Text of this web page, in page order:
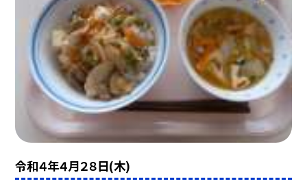
令和４年４月２８日(木)